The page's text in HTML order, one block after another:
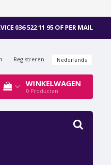
036 522 11 95 OF PER MAIL
| Registreren Nederlands
WINKELWAGEN
0 Producten